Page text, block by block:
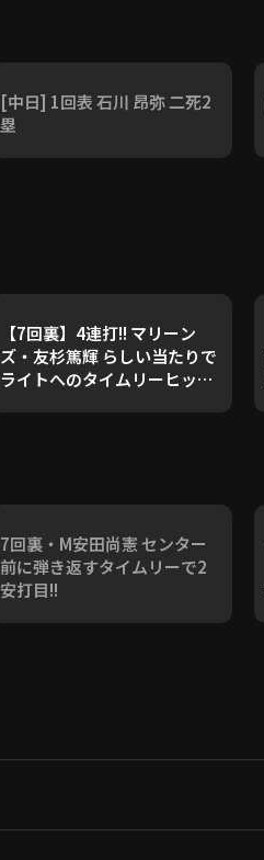
[中日] 1回表 石川 昂弥 二死2
塁
【7回裏】4連打!! マリーン
ズ・友杉篤輝 らしい当たりで
ライトへのタイムリーヒッ
7回裏・M安田尚憲 センター
前に弾き返すタイムリーで2
安打目!!